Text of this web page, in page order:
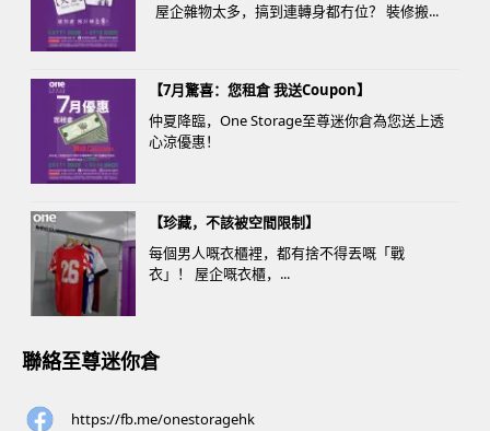
屋企雜物太多，搞到連轉身都冇位？ 裝修搬...
【7月驚喜：您租倉 我送Coupon】
仲夏降臨，One Storage至尊迷你倉為您送上透
心涼優惠！
【珍藏，不該被空間限制】
每個男人嘅衣櫃裡，都有捨不得丟嘅「戰
衣」！ 屋企嘅衣櫃，...
聯絡至尊迷你倉
https://fb.me/onestoragehk